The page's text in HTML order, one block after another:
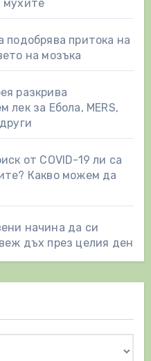
мухите
подобрява притока на
на мозъка
разкрива
лек за Ебола, MERS,
от COVID-19 ли са
Какво можем да
начинa да си
дъх през целия ден